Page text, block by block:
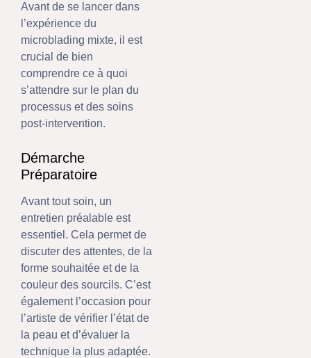
Avant de se lancer dans
l’expérience du
microblading mixte, il est
crucial de bien
comprendre ce à quoi
s’attendre sur le plan du
processus et des soins
post-intervention.
Démarche
Préparatoire
Avant tout soin, un
entretien préalable est
essentiel. Cela permet de
discuter des attentes, de la
forme souhaitée et de la
couleur des sourcils. C’est
également l’occasion pour
l’artiste de vérifier l’état de
la peau et d’évaluer la
technique la plus adaptée.